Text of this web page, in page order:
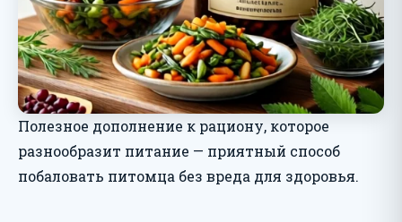
Полезное дополнение к рациону, которое
разнообразит питание — приятный способ
побаловать питомца без вреда для здоровья.